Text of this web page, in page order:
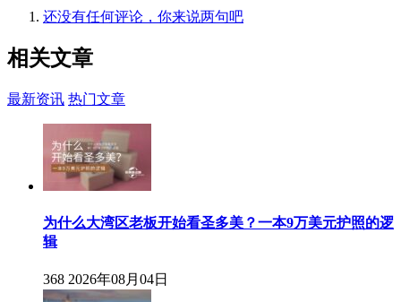
还没有任何评论，你来说两句吧
相关文章
最新资讯 热门文章
为什么大湾区老板开始看圣多美？一本9万美元护照的逻
辑
368 2026年08月04日